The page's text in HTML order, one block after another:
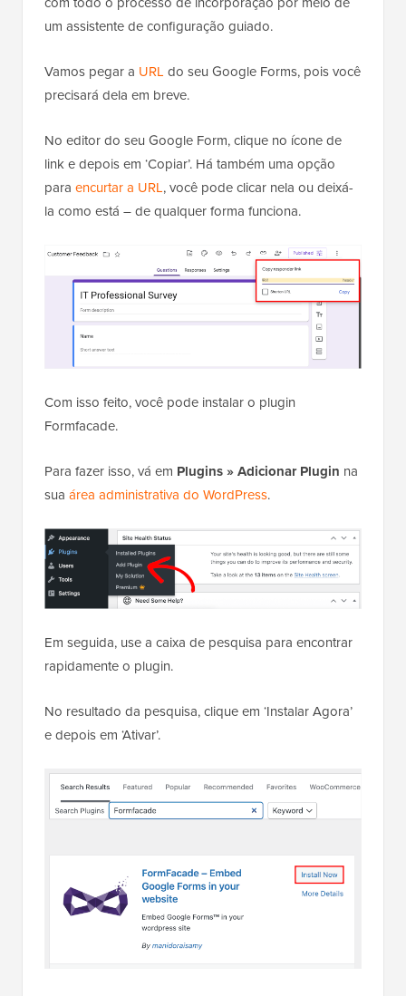
um assistente de configuração guiado.
Vamos pegar a URL do seu Google Forms, pois você
precisará dela em breve.
No editor do seu Google Form, clique no ícone de
link e depois em ‘Copiar’. Há também uma opção
para encurtar a URL, você pode clicar nela ou deixá-
la como está – de qualquer forma funciona.
Com isso feito, você pode instalar o plugin
Formfacade.
Para fazer isso, vá em Plugins » Adicionar Plugin na
sua área administrativa do WordPress.
Em seguida, use a caixa de pesquisa para encontrar
rapidamente o plugin.
No resultado da pesquisa, clique em ‘Instalar Agora’
e depois em ‘Ativar’.